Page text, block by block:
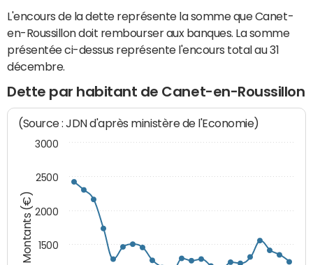
L'encours de la dette représente la somme que Canet-
en-Roussillon doit rembourser aux banques. La somme
présentée ci-dessus représente l'encours total au 31
décembre.
Dette par habitant de Canet-en-Roussillon
Montants (€)
(Source : JDN d'après ministère de l'Economie)
1500
2000
2500
3000